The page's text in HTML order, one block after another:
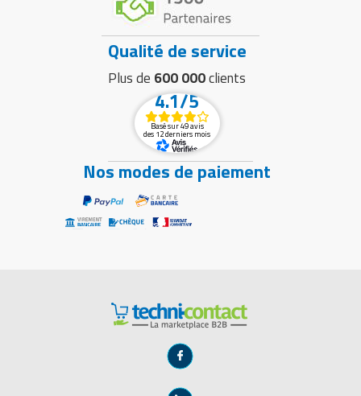
Qualité de service
Plus de 600 000clients
4.1/5
Basé sur 49 avis
des 12 derniers mois
Nos modes de paiement